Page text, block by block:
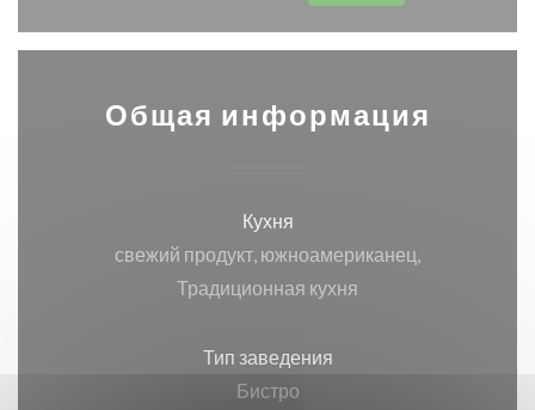
Общая информация
Кухня
свежий продукт, южноамериканец,
Традиционная кухня
Тип заведения
Бистро